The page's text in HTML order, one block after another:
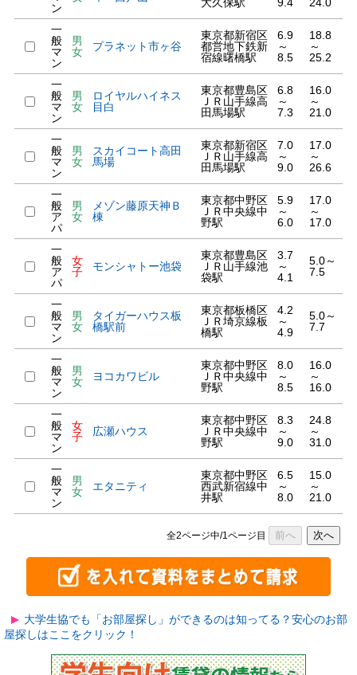
ン
一
般
マ
ン
男
女
プラネット市ヶ谷
東京都新宿区
都営地下鉄新
宿線曙橋駅
6.9
～
8.5
18.8
～
25.2
一
般
マ
ン
男
女
ロイヤルハイネス
目白
東京都豊島区
ＪＲ山手線高
田馬場駅
6.8
～
7.3
16.0
～
21.0
一
般
マ
ン
男
女
スカイコート高田
馬場
東京都新宿区
ＪＲ山手線高
田馬場駅
7.0
～
9.0
17.0
～
26.6
一
般
ア
パ
男
女
メゾン藤原天神Ｂ
棟
東京都中野区
ＪＲ中央線中
野駅
5.9
～
6.0
17.0
～
17.0
一
般
ア
パ
女
子
モンシャトー池袋
東京都豊島区
ＪＲ山手線池
袋駅
3.7
～
4.1
5.0～
7.5
一
般
マ
ン
男
女
タイガーハウス板
橋駅前
東京都板橋区
ＪＲ埼京線板
橋駅
4.2
～
4.9
5.0～
7.7
一
般
マ
ン
男
女
ヨコカワビル
東京都中野区
ＪＲ中央線中
野駅
8.0
～
8.5
16.0
～
16.0
一
般
マ
ン
女
子
広瀬ハウス
東京都中野区
ＪＲ中央線中
野駅
8.3
～
9.0
24.8
～
31.0
一
般
マ
ン
男
女
エタニティ
東京都中野区
西武新宿線中
井駅
6.5
～
8.0
15.0
～
21.0
全2ページ中/1ページ目 前へ 次へ
大学生協でも「お部屋探し」ができるのは知ってる？安心のお部
屋探しはここをクリック！